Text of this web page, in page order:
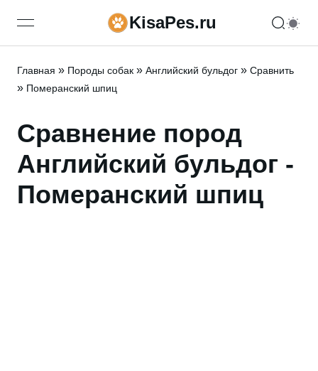
open navigation menuKisaPes.ru
Главная » Породы собак » Английский бульдог » Сравнить
» Померанский шпиц
Сравнение пород
Английский бульдог -
Померанский шпиц